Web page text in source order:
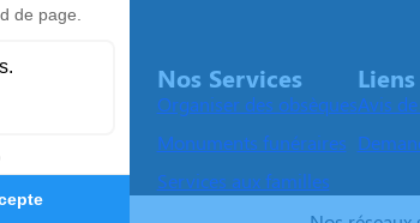
Nos Services
Organiser des obsèques
Monuments funéraires
Services aux familles
Avis